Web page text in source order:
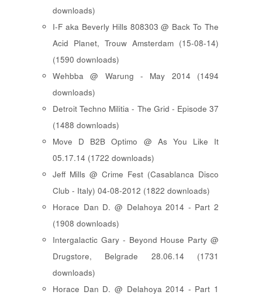
downloads)
I-F aka Beverly Hills 808303 @ Back To The
Acid Planet, Trouw Amsterdam (15-08-14)
(1590 downloads)
Wehbba @ Warung - May 2014 (1494
downloads)
Detroit Techno Militia - The Grid - Episode 37
(1488 downloads)
Move D B2B Optimo @ As You Like It
05.17.14 (1722 downloads)
Jeff Mills @ Crime Fest (Casablanca Disco
Club - Italy) 04-08-2012 (1822 downloads)
Horace Dan D. @ Delahoya 2014 - Part 2
(1908 downloads)
Intergalactic Gary - Beyond House Party @
Drugstore, Belgrade 28.06.14 (1731
downloads)
Horace Dan D. @ Delahoya 2014 - Part 1